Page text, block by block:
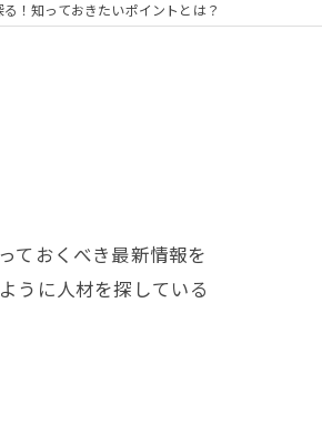
！知っておきたいポイントとは？
ておくべき最新情報を
うに人材を探している